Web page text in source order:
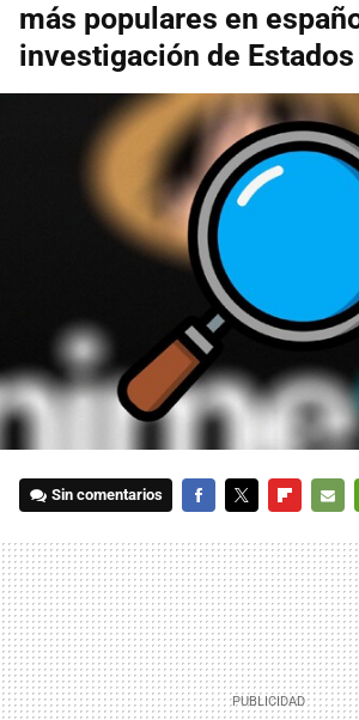
más populares en
investigación de
Sin comentarios
MAIL